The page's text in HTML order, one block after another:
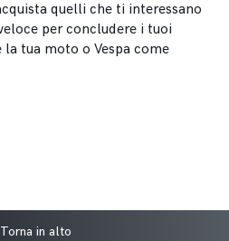
quelli che ti interessano
per concludere i tuoi
tua moto o Vespa come
Torna in alto